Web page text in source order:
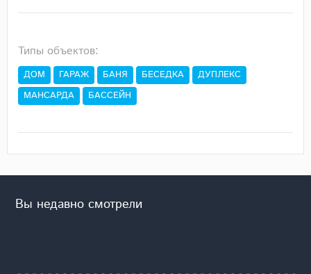
Типы объектов:
ДОМ ГАРАЖ БАНЯ БЕСЕДКА
ДУПЛЕКС
МАНСАРДА
БАССЕЙН
Вы недавно смотрели